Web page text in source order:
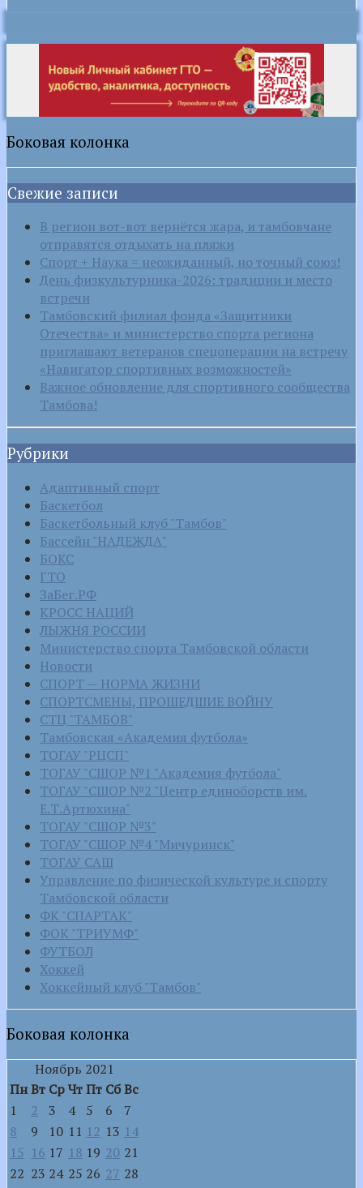
Боковая колонка
Свежие записи
В регион вот-вот вернётся жара, и тамбовчане
отправятся отдыхать на пляжи
Спорт + Наука = неожиданный, но точный союз!
День физкультурника-2026: традиции и место
встречи
Тамбовский филиал фонда «Защитники
Отечества» и министерство спорта региона
приглашают ветеранов спецоперации на встречу
«Навигатор спортивных возможностей»
Важное обновление для спортивного сообщества
Тамбова!
Рубрики
Адаптивный спорт
Баскетбол
Баскетбольный клуб "Тамбов"
Бассейн "НАДЕЖДА"
БОКС
ГТО
ЗаБег.РФ
КРОСС НАЦИЙ
ЛЫЖНЯ РОССИИ
Министерство спорта Тамбовской области
Новости
СПОРТ — НОРМА ЖИЗНИ
СПОРТСМЕНЫ, ПРОШЕДШИЕ ВОЙНУ
СТЦ "ТАМБОВ"
Тамбовская «Академия футбола»
ТОГАУ "РЦСП"
ТОГАУ "СШОР №1 "Академия футбола"
ТОГАУ "СШОР №2 "Центр единоборств им.
Е.Т.Артюхина"
ТОГАУ "СШОР №3"
ТОГАУ "СШОР №4 "Мичуринск"
ТОГАУ САШ
Управление по физической культуре и спорту
Тамбовской области
ФК "СПАРТАК"
ФОК "ТРИУМФ"
ФУТБОЛ
Хоккей
Хоккейный клуб "Тамбов"
Боковая колонка
Ноябрь 2021
ПнВт СрЧтПт СбВс
1
2 3 4 5 6
7
8
9 10 11 12 13 14
15 16 17 18 19 20 21
22 23 24 25 26 27 28